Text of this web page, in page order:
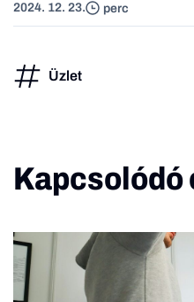
2024. 12. 23. perc
Üzlet
Kapcsolódó